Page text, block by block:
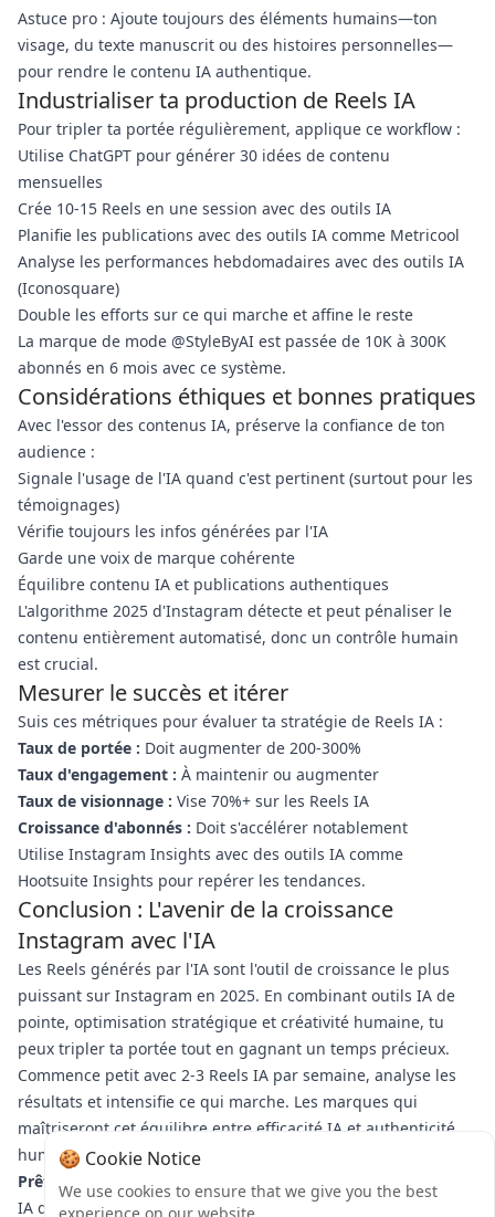
Astuce pro : Ajoute toujours des éléments humains—ton
visage, du texte manuscrit ou des histoires personnelles—
pour rendre le contenu IA authentique.
Industrialiser ta production de Reels IA
Pour tripler ta portée régulièrement, applique ce workflow :
Utilise ChatGPT pour générer 30 idées de contenu
mensuelles
Crée 10-15 Reels en une session avec des outils IA
Planifie les publications avec des outils IA comme Metricool
Analyse les performances hebdomadaires avec des outils IA
(Iconosquare)
Double les efforts sur ce qui marche et affine le reste
La marque de mode @StyleByAI est passée de 10K à 300K
abonnés en 6 mois avec ce système.
Considérations éthiques et bonnes pratiques
Avec l'essor des contenus IA, préserve la confiance de ton
audience :
Signale l'usage de l'IA quand c'est pertinent (surtout pour les
témoignages)
Vérifie toujours les infos générées par l'IA
Garde une voix de marque cohérente
Équilibre contenu IA et publications authentiques
L'algorithme 2025 d'Instagram détecte et peut pénaliser le
contenu entièrement automatisé, donc un contrôle humain
est crucial.
Mesurer le succès et itérer
Suis ces métriques pour évaluer ta stratégie de Reels IA :
Taux de portée : Doit augmenter de 200-300%
Taux d'engagement : À maintenir ou augmenter
Taux de visionnage : Vise 70%+ sur les Reels IA
Croissance d'abonnés : Doit s'accélérer notablement
Utilise Instagram Insights avec des outils IA comme
Hootsuite Insights pour repérer les tendances.
Conclusion : L'avenir de la croissance
Instagram avec l'IA
Les Reels générés par l'IA sont l'outil de croissance le plus
puissant sur Instagram en 2025. En combinant outils IA de
pointe, optimisation stratégique et créativité humaine, tu
peux tripler ta portée tout en gagnant un temps précieux.
Commence petit avec 2-3 Reels IA par semaine, analyse les
résultats et intensifie ce qui marche. Les marques qui
maîtriseront cet équilibre entre efficacité IA et authenticité
humaine domineront Instagram cette année.
Prêt à transformer ta présence Instagram ?
Choisis un outil
IA de ce guide et crée ton premier Reel IA aujourd'hui.
🍪 Cookie Notice
We use cookies to ensure that we give you the best